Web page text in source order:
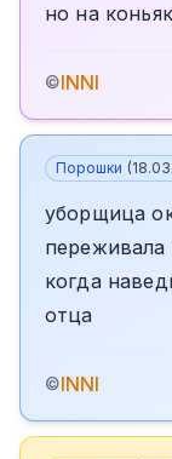
но на
©INNI
Порошки (
уборщица
переживала
когда
отца
©INNI